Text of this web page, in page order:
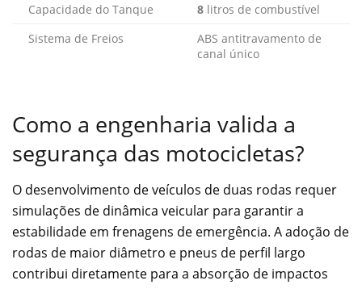
Capacidade do Tanque
8 litros de combustível
Sistema de Freios
ABS antitravamento de
canal único
Como a engenharia valida a
segurança das motocicletas?
O desenvolvimento de veículos de duas rodas requer
simulações de dinâmica veicular para garantir a
estabilidade em frenagens de emergência. A adoção de
rodas de maior diâmetro e pneus de perfil largo
contribui diretamente para a absorção de impactos